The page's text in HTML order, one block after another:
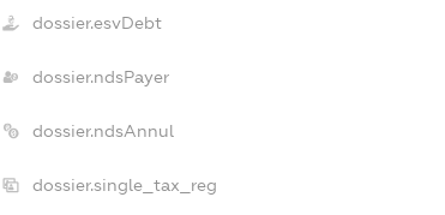
dossier.esvDebt
dossier.ndsPayer
dossier.ndsAnnul
dossier.single_tax_reg